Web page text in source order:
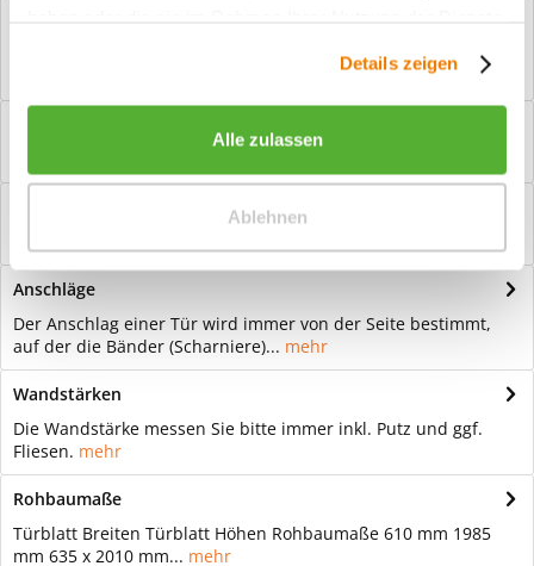
Details zeigen
Alle zulassen
Ablehnen
Ganzglastür Motiv Curtain Für eine zeitlose Optik: Das Element
Anschläge
Der Anschlag einer Tür wird immer von der Seite bestimmt,
auf der die Bänder (Scharniere)... mehr
Wandstärken
Die Wandstärke messen Sie bitte immer inkl. Putz und ggf.
Fliesen. mehr
Rohbaumaße
Türblatt Breiten Türblatt Höhen Rohbaumaße 610 mm 1985
mm 635 x 2010 mm... mehr